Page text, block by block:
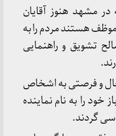
مشهد هنوز آقایان
هستند مردم را به
تشویق و راهنمایی
و فرصتی به اشخاص
خود را به نام نماینده
گردند.